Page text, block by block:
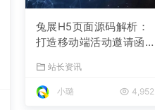
兔展H5页面源码解析：
打造移动端活动邀请函
站长资讯
小璐 4,952